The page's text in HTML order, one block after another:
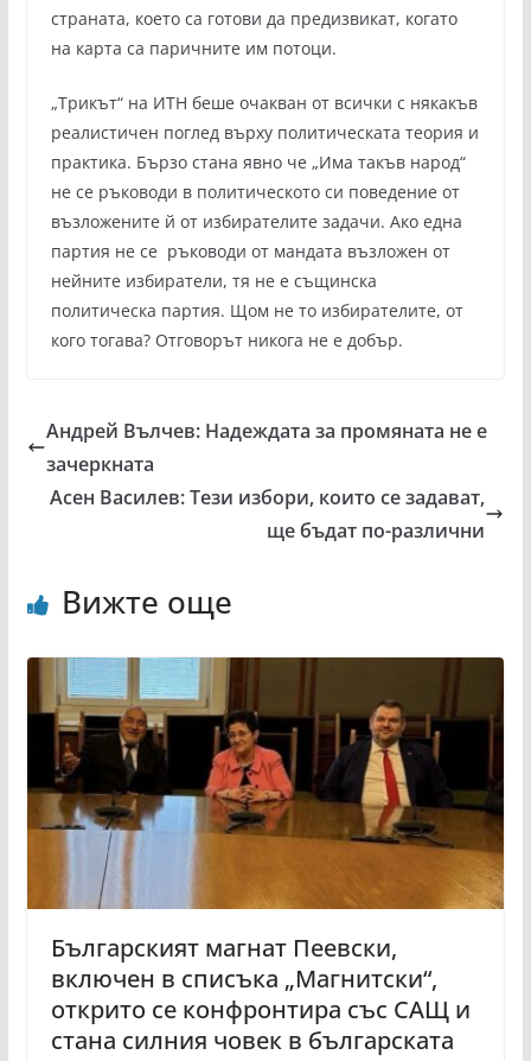
страната, което са готови да предизвикат, когато
на карта са паричните им потоци.
„Трикът“ на ИТН беше очакван от всички с някакъв
реалистичен поглед върху политическата теория и
практика. Бързо стана явно че „Има такъв народ“
не се ръководи в политическото си поведение от
възложените й от избирателите задачи. Ако една
партия не се ръководи от мандата възложен от
нейните избиратели, тя не е същинска
политическа партия. Щом не то избирателите, от
кого тогава? Отговорът никога не е добър.
Андрей Вълчев: Надеждата за промяната не е
зачеркната
Асен Василев: Тези избори, които се задават,
ще бъдат по-различни
Вижте още
Българският магнат Пеевски,
включен в списъка „Магнитски“,
открито се конфронтира със САЩ и
стана силния човек в българската